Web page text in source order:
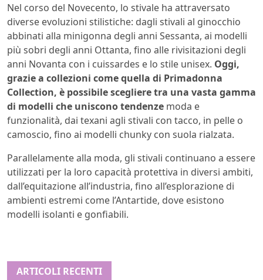
Nel corso del Novecento, lo stivale ha attraversato
diverse evoluzioni stilistiche: dagli stivali al ginocchio
abbinati alla minigonna degli anni Sessanta, ai modelli
più sobri degli anni Ottanta, fino alle rivisitazioni degli
anni Novanta con i cuissardes e lo stile unisex. Oggi,
grazie a collezioni come quella di Primadonna
Collection, è possibile scegliere tra una vasta gamma
di modelli che uniscono tendenze moda e
funzionalità, dai texani agli stivali con tacco, in pelle o
camoscio, fino ai modelli chunky con suola rialzata.
Parallelamente alla moda, gli stivali continuano a essere
utilizzati per la loro capacità protettiva in diversi ambiti,
dall’equitazione all’industria, fino all’esplorazione di
ambienti estremi come l’Antartide, dove esistono
modelli isolanti e gonfiabili.
ARTICOLI RECENTI